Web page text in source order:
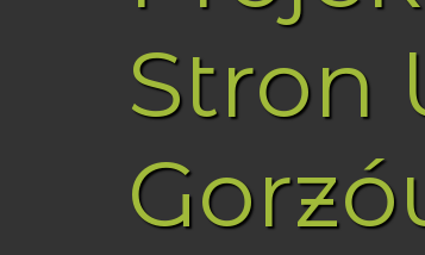
Stron